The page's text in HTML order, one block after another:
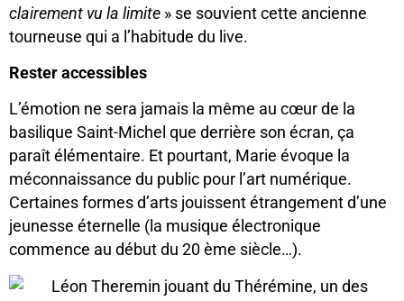
clairement vu la limite » se souvient cette ancienne
tourneuse qui a l’habitude du live.
Rester accessibles
L’émotion ne sera jamais la même au cœur de la
basilique Saint-Michel que derrière son écran, ça
paraît élémentaire. Et pourtant, Marie évoque la
méconnaissance du public pour l’art numérique.
Certaines formes d’arts jouissent étrangement d’une
jeunesse éternelle (la musique électronique
commence au début du 20 ème siècle…).